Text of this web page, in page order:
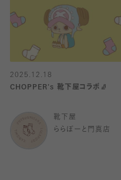
2025.12.18
CHOPPER's 靴下屋コラボ🧦
靴下屋
ららぽーと門真店